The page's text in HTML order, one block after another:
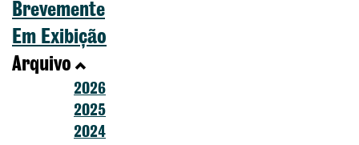
Brevemente
Em Exibição
Arquivo
2026
2025
2024